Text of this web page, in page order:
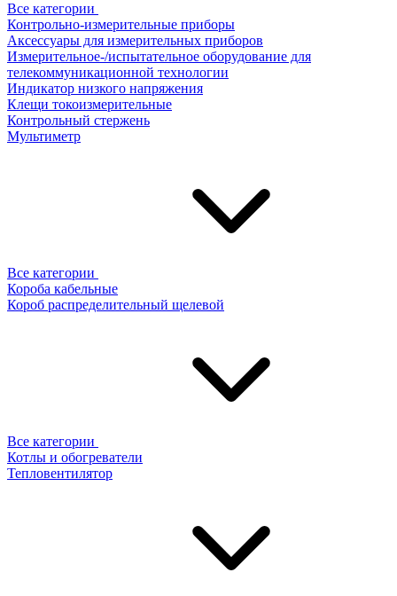
Все категории
Контрольно-измерительные приборы
Аксессуары для измерительных приборов
Измерительное-/испытательное оборудование для
телекоммуникационной технологии
Индикатор низкого напряжения
Клещи токоизмерительные
Контрольный стержень
Мультиметр
Все категории
Короба кабельные
Короб распределительный щелевой
Все категории
Котлы и обогреватели
Тепловентилятор